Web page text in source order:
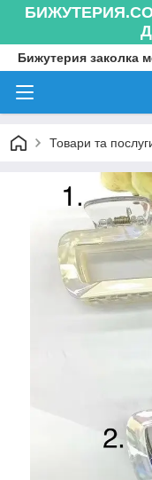
Бижутерия заколка
Товари та